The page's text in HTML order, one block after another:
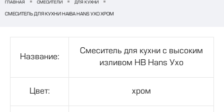
ГЛАВНАЯ СМЕСИТЕЛИ ДЛЯ КУХНИ
СМЕСИТЕЛЬ ДЛЯ КУХНИ HAIBA HANS УХО ХРОМ
Название:
Смеситель для кухни с высоким
изливом HB Hans Ухо
Цвет: хром